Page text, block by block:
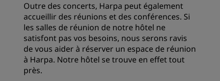
Outre des concerts, Harpa peut également
accueillir des réunions et des conférences. Si
les salles de réunion de notre hôtel ne
satisfont pas vos besoins, nous serons ravis
de vous aider à réserver un espace de réunion
à Harpa. Notre hôtel se trouve en effet tout
près.